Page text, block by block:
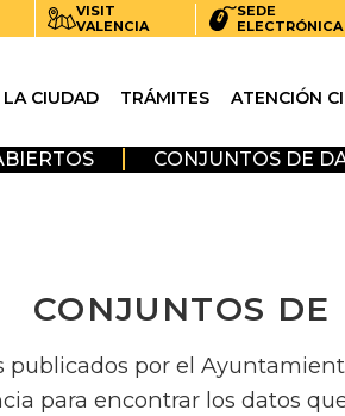
VISIT
VALENCIA
SEDE
ELECTRÓNICA
LA CIUDAD TRÁMITES ATENCIÓN
CONJUNTOS DE
CONJUNTOS DE
publicados por el
para encontrar los datos